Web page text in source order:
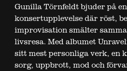
Gunilla Törnfeldt bjuder på
konsertupplevelse där röst,
improvisation smälter
livsresa. Med albumet
sitt mest personliga verk, en
sorg, uppbrott, mod och